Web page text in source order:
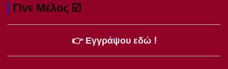
Γίνε Μέλος ☑️
👉 Εγγράψου εδώ !